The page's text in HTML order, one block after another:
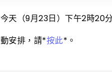
天（9月23日）下午2時20
安排，請*按此*。